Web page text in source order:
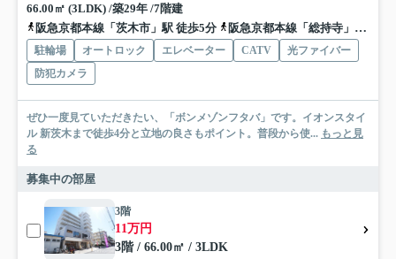
66.00㎡ (3LDK) /築29年 /7階建
阪急京都本線「茨木市」駅 徒歩5分
阪急京都本線「総持寺」駅 徒歩15分
駐輪場 オートロック エレベーター CATV
光ファイバー
防犯カメラ
ぜひ一度見ていただきたい、「ボンメゾンフタバ」です。イオンスタイ
ル 新茨木まで徒歩4分と立地の良さもポイント。普段から使... もっと見
る
募集中の部屋
3階
11万円
3階 / 66.00㎡ / 3LDK